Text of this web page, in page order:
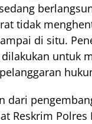
tidak
di situ.
untuk
dari
Reskrim Polres